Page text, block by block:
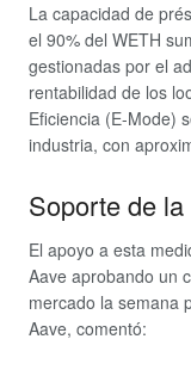
La capacidad de
el 90% del WETH
gestionadas por el
rentabilidad de los
Eficiencia (E-Mode)
industria, con
Soporte de
El apoyo a esta
Aave aprobando un
mercado la semana
Aave, comentó: